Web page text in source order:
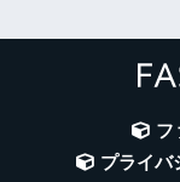
フ
プライバ